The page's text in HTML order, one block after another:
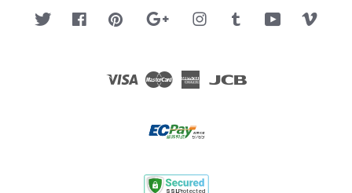
Twitter FacebookPinterest Google InstagramTumblr YouTube
Visa Master American